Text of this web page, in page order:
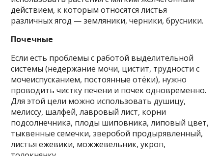
действием, к которым относятся листья
различных ягод — земляники, черники, брусники.
Почечные
Если есть проблемы с работой выделительной
системы (недержание мочи, цистит, трудности с
мочеиспусканием, постоянные отёки), нужно
проводить чистку печени и почек одновременно.
Для этой цели можно использовать душицу,
мелиссу, шалфей, лавровый лист, корни
подсолнечника, плоды шиповника, липовый цвет,
тыквенные семечки, зверобой продырявленный,
листья ежевики, можжевельник, укроп,